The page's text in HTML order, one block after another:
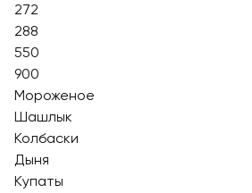
272
288
550
900
Мороженое
Шашлык
Колбаски
Дыня
Купаты